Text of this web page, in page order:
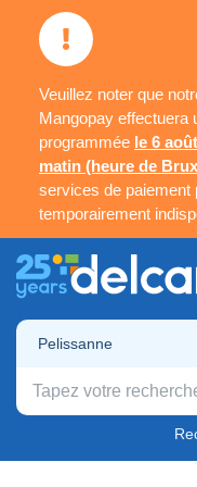
Veuillez noter que
Mangopay effectuera
programmée le 6
matin (heure de
services de paiement
temporairement
Pelissanne